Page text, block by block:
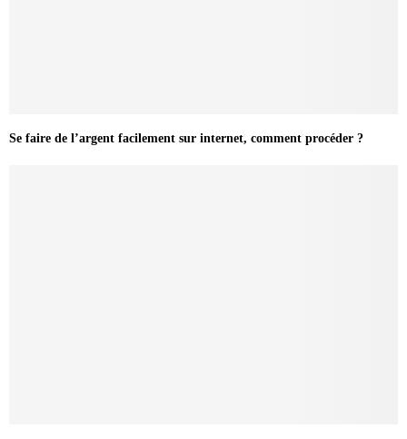
Se faire de l’argent facilement sur internet, comment procéder ?